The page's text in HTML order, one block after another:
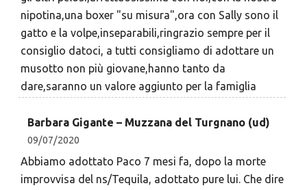
nipotina,una boxer "su misura",ora con Sally sono il
gatto e la volpe,inseparabili,ringrazio sempre per il
consiglio datoci, a tutti consigliamo di adottare un
musotto non più giovane,hanno tanto da
dare,saranno un valore aggiunto per la famiglia
Barbara Gigante – Muzzana del Turgnano (ud)
09/07/2020
Abbiamo adottato Paco 7 mesi fa, dopo la morte
improvvisa del ns/Tequila, adottato pure lui. Che dire